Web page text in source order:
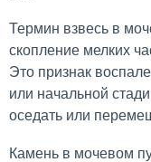
Термин взвесь в
скопление мелких
Это признак
или начальной
оседать или
Камень в мочевом